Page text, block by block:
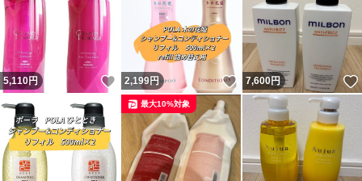
5,110円 いいね！
2,199円 いいね！
7,600円
最大10%対象